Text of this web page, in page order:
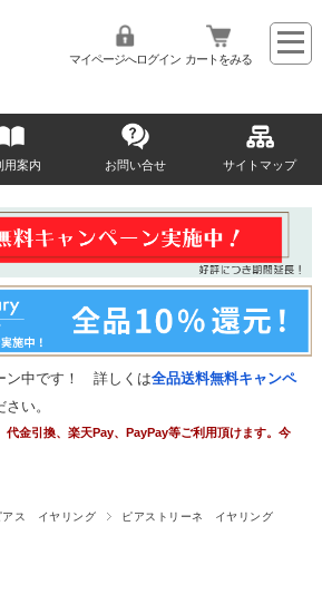
マイページへログイン カートをみる
用案内 お問い合せ サイトマップ
ン中です！ 詳しくは全品送料無料キャンペ
い。
代金引換、楽天Pay、PayPay等ご利用頂けます。今
アス イヤリング ピアストリーネ イヤリング